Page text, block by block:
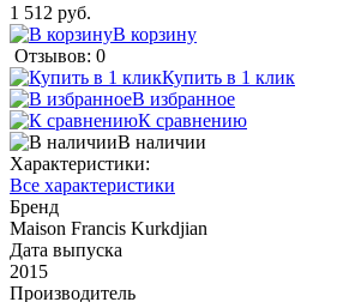
1 512 руб.
В корзину
Отзывов: 0
Купить в 1 клик
В избранное
К сравнению
В наличии
Характеристики:
Все характеристики
Бренд
Maison Francis Kurkdjian
Дата выпуска
2015
Производитель